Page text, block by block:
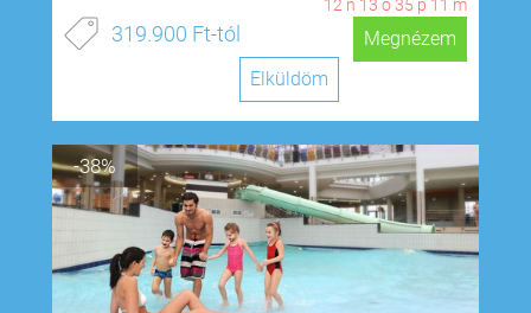
12 n 13 ó35 p 10 m
319.900 Ft-tól
Megnézem
Elküldöm
-38%